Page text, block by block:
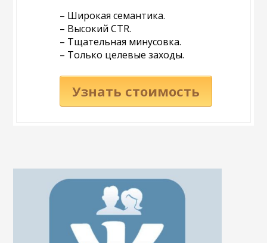
– Широкая семантика.
– Высокий CTR.
– Тщательная минусовка.
– Только целевые заходы.
Узнать стоимость